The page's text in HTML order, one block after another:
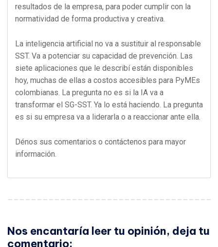
resultados de la empresa, para poder cumplir con la
normatividad de forma productiva y creativa.
La inteligencia artificial no va a sustituir al responsable
SST. Va a potenciar su capacidad de prevención. Las
siete aplicaciones que le describí están disponibles
hoy, muchas de ellas a costos accesibles para PyMEs
colombianas. La pregunta no es si la IA va a
transformar el SG-SST. Ya lo está haciendo. La pregunta
es si su empresa va a liderarla o a reaccionar ante ella.
Dénos sus comentarios o contáctenos para mayor
información.
Nos encantaría leer tu opinión, deja tu
comentario: